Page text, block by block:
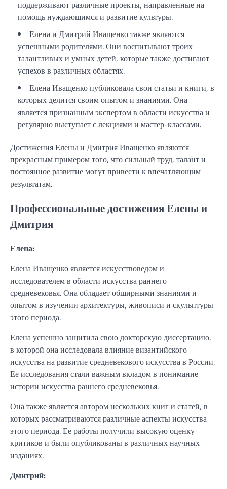
поддерживают различные проекты, направленные на
помощь нуждающимся и развитие культуры.
Елена и Дмитрий Иващенко также являются
успешными родителями. Они воспитывают троих
талантливых и умных детей, которые также достигают
успехов в различных областях.
Елена Иващенко публиковала свои статьи и книги, в
которых делится своим опытом и знаниями. Она
является признанным экспертом в области искусства и
регулярно выступает с лекциями и мастер-классами.
Достижения Елены и Дмитрия Иващенко являются
прекрасным примером того, что сильный труд, талант и
постоянное развитие могут привести к впечатляющим
результатам.
Профессиональные достижения Елены и
Дмитрия
Елена:
Елена Иващенко является искусствоведом и
исследователем в области искусства раннего
средневековья. Она обладает обширными знаниями и
опытом в изучении архитектуры, живописи и скульптуры
этого периода.
Елена успешно защитила свою докторскую диссертацию,
в которой она исследовала влияние византийского
искусства на развитие средневекового искусства в России.
Ее исследования стали важным вкладом в понимание
истории искусства раннего средневековья.
Она также является автором нескольких книг и статей, в
которых рассматриваются различные аспекты искусства
этого периода. Ее работы получили высокую оценку
критиков и были опубликованы в различных научных
изданиях.
Дмитрий: